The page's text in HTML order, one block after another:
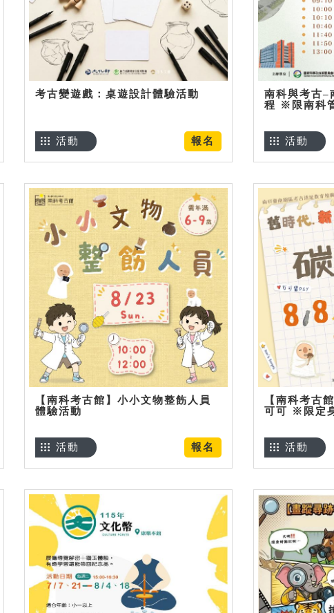
考古變遊戲：桌遊設計體驗活動
報名
活動
南科與考古–
程 ※限南科
活動
【南科考古館】小小文物整飭人員
體驗活動
報名
活動
【南科考古
可可 ※限定
活動